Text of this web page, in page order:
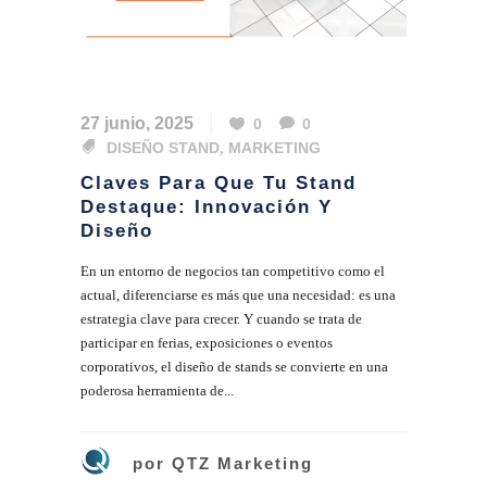
27 junio, 2025 0
0
DISEÑO STAND, MARKETING
Claves Para Que Tu Stand
Destaque: Innovación Y
Diseño
En un entorno de negocios tan competitivo como el
actual, diferenciarse es más que una necesidad: es una
estrategia clave para crecer. Y cuando se trata de
participar en ferias, exposiciones o eventos
corporativos, el diseño de stands se convierte en una
poderosa herramienta de...
por QTZ Marketing